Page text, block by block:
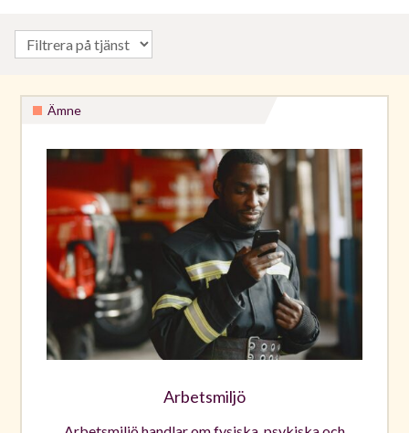
Ämne
Arbetsmiljö